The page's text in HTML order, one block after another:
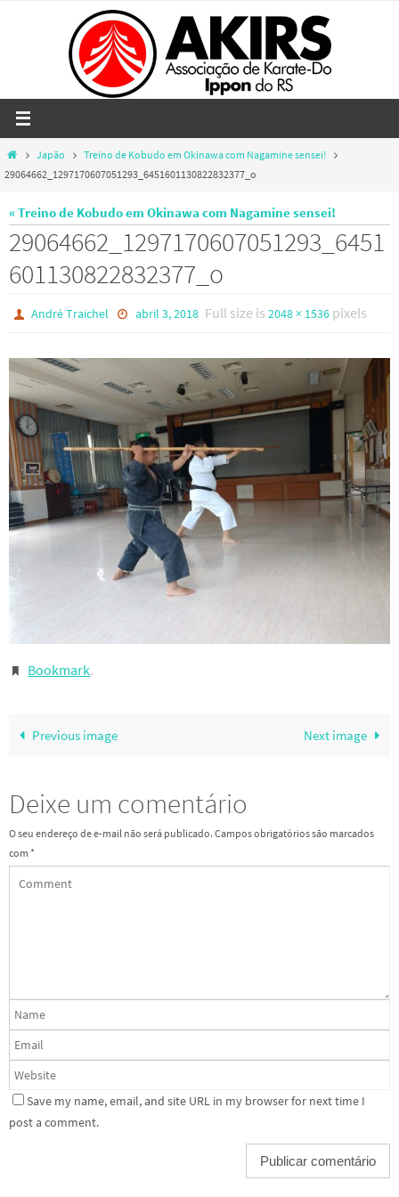
HomeJapão
Treino de Kobudo em Okinawa com Nagamine sensei!
29064662_1297170607051293_6451601130822832377_o
« Treino de Kobudo em Okinawa com Nagamine sensei!
29064662_1297170607051293_6451
601130822832377_o
André Traichel abril 3, 2018 Full size is 2048 × 1536pixels
Bookmark.
Previous image Next image
Deixe um comentário
O seu endereço de e-mail não será publicado. Campos obrigatórios são marcados
com *
Save my name, email, and site URL in my browser for next time I
post a comment.